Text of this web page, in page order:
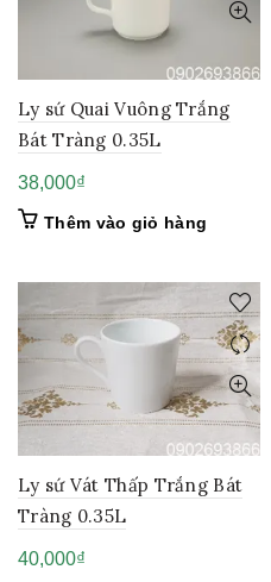
Ly sứ Quai Vuông Trắng
Bát Tràng 0.35L
38,000₫
Thêm vào giỏ hàng
Ly sứ Vát Thấp Trắng Bát
Tràng 0.35L
40,000₫